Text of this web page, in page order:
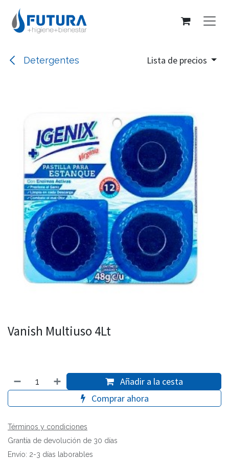
Ir al contenido
Detergentes Lista de precios
Vanish Multiuso 4Lt
Añadir a la cesta
Comprar ahora
Términos y condiciones
Grantía de devolución de 30 días
Envío: 2-3 días laborables